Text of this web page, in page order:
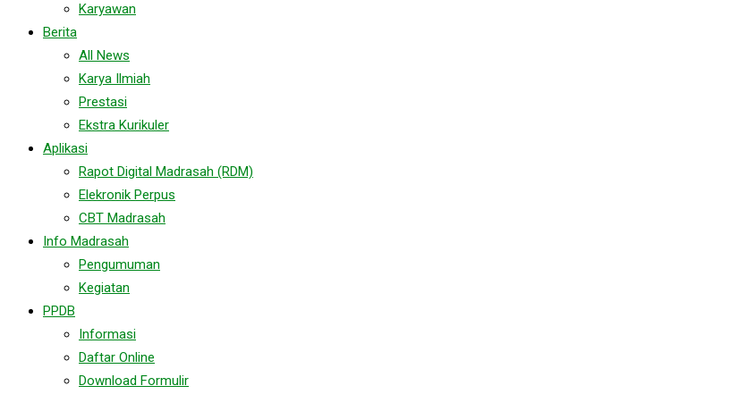
Karyawan
Berita
All News
Karya Ilmiah
Prestasi
Ekstra Kurikuler
Aplikasi
Rapot Digital Madrasah (RDM)
Elekronik Perpus
CBT Madrasah
Info Madrasah
Pengumuman
Kegiatan
PPDB
Informasi
Daftar Online
Download Formulir